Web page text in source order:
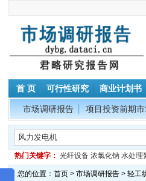
首 页 可行性研究 商业计划书
市场调研报告 项目投资前期
热门关键字： 光纤设备 浓氯化钠 水处理
您的位置： 首页> 市场调研报告> 轻工